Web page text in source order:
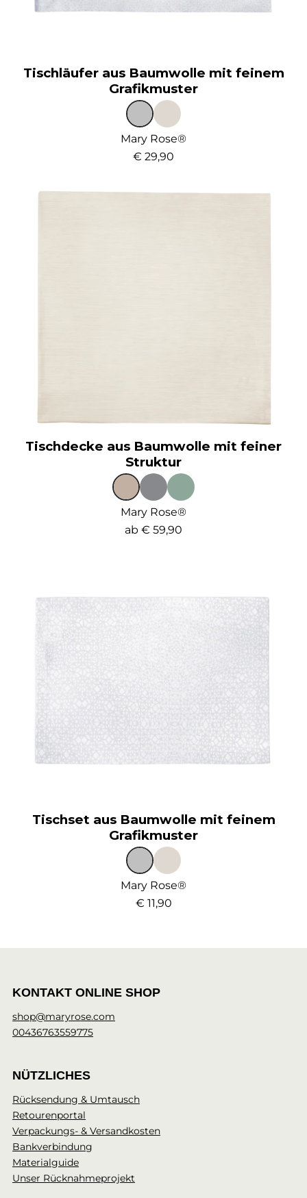
Tischläufer aus Baumwolle mit feinem
Grafikmuster
Mary Rose®
€ 29,90
Tischdecke aus Baumwolle mit feiner
Struktur
Mary Rose®
ab € 59,90
Tischset aus Baumwolle mit feinem
Grafikmuster
Mary Rose®
€ 11,90
KONTAKT ONLINE SHOP
shop@maryrose.com
00436763559775
NÜTZLICHES
Rücksendung & Umtausch
Retourenportal
Verpackungs- & Versandkosten
Bankverbindung
Materialguide
Unser Rücknahmeprojekt